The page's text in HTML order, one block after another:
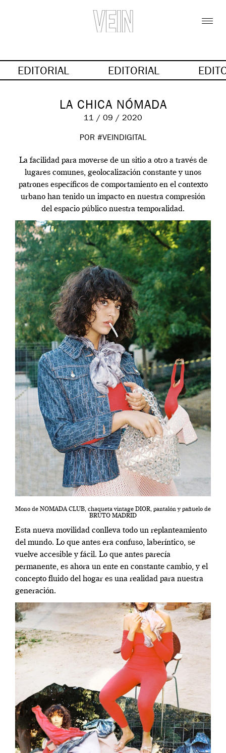
EDITORIAL EDITORIAL
LA CHICA NÓMADA
11 / 09 / 2020
POR #VEINDIGITAL
La facilidad para moverse de un sitio a otro a través de
lugares comunes, geolocalización constante y unos
patrones específicos de comportamiento en el contexto
urbano han tenido un impacto en nuestra compresión
del espacio público nuestra temporalidad.
Mono de NOMADA CLUB, chaqueta vintage DIOR, pantalón y pañuelo de
BRUTO MADRID
Esta nueva movilidad conlleva todo un replanteamiento
del mundo. Lo que antes era confuso, laberíntico, se
vuelve accesible y fácil. Lo que antes parecía
permanente, es ahora un ente en constante cambio, y el
concepto fluido del hogar es una realidad para nuestra
generación.